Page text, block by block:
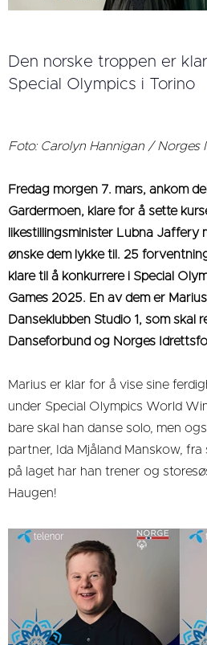
Den norske troppen er
Special Olympics i Torino
Foto: Carolyn Hannigan / Norges
Fredag morgen 7. mars, ankom
Gardermoen, klare for å sette
likestillingsminister Lubna
ønske dem lykke til. 25
klare til å konkurrere i Special
Games 2025. En av dem er
Danseklubben Studio 1, som skal
Danseforbund og Norges
Marius er klar for å vise sine
under Special Olympics World
bare skal han danse solo, men
partner, Ida Mjåland Manskow, fra
på laget har han trener og
Haugen!